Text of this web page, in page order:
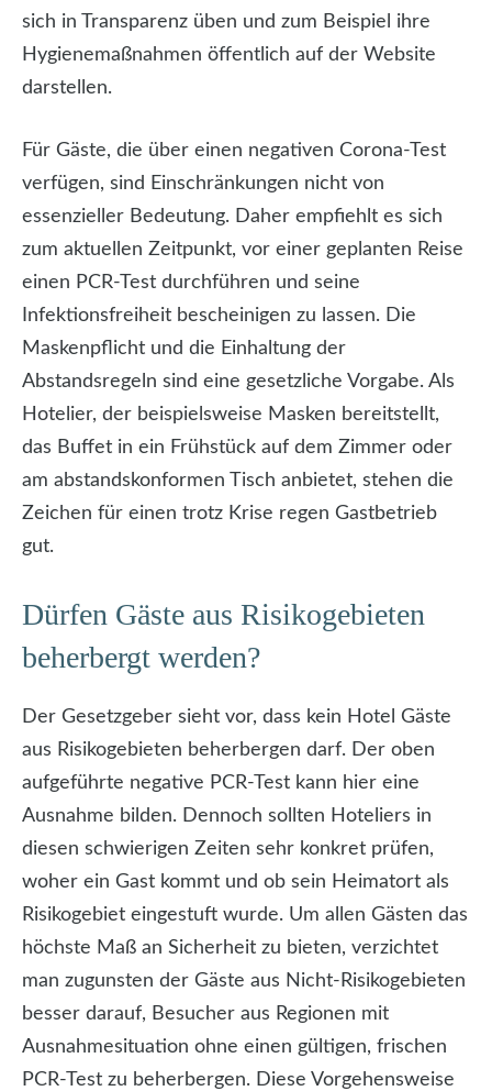
sich in Transparenz üben und zum Beispiel ihre
Hygienemaßnahmen öffentlich auf der Website
darstellen.
Für Gäste, die über einen negativen Corona-Test
verfügen, sind Einschränkungen nicht von
essenzieller Bedeutung. Daher empfiehlt es sich
zum aktuellen Zeitpunkt, vor einer geplanten Reise
einen PCR-Test durchführen und seine
Infektionsfreiheit bescheinigen zu lassen. Die
Maskenpflicht und die Einhaltung der
Abstandsregeln sind eine gesetzliche Vorgabe. Als
Hotelier, der beispielsweise Masken bereitstellt,
das Buffet in ein Frühstück auf dem Zimmer oder
am abstandskonformen Tisch anbietet, stehen die
Zeichen für einen trotz Krise regen Gastbetrieb
gut.
Dürfen Gäste aus Risikogebieten
beherbergt werden?
Der Gesetzgeber sieht vor, dass kein Hotel Gäste
aus Risikogebieten beherbergen darf. Der oben
aufgeführte negative PCR-Test kann hier eine
Ausnahme bilden. Dennoch sollten Hoteliers in
diesen schwierigen Zeiten sehr konkret prüfen,
woher ein Gast kommt und ob sein Heimatort als
Risikogebiet eingestuft wurde. Um allen Gästen das
höchste Maß an Sicherheit zu bieten, verzichtet
man zugunsten der Gäste aus Nicht-Risikogebieten
besser darauf, Besucher aus Regionen mit
Ausnahmesituation ohne einen gültigen, frischen
PCR-Test zu beherbergen. Diese Vorgehensweise